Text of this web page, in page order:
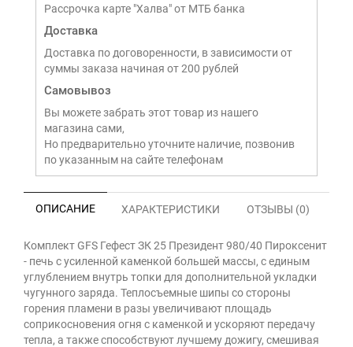
Рассрочка карте "Халва" от МТБ банка
Доставка
Доставка по договоренности, в зависимости от
суммы заказа начиная от 200 рублей
Самовывоз
Вы можете забрать этот товар из нашего
магазина сами,
Но предварительно уточните наличие, позвонив
по указанным на сайте телефонам
ОПИСАНИЕ ХАРАКТЕРИСТИКИ ОТЗЫВЫ (0)
Комплект GFS Гефест ЗК 25 Президент 980/40 Пироксенит
- печь с усиленной каменкой большей массы, с единым
углублением внутрь топки для дополнительной укладки
чугунного заряда. Теплосъемные шипы со стороны
горения пламени в разы увеличивают площадь
соприкосновения огня с каменкой и ускоряют передачу
тепла, а также способствуют лучшему дожигу, смешивая